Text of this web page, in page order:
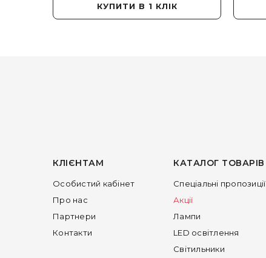
КУПИТИ В 1 КЛІК
КЛІЄНТАМ
Особистий кабінет
Про нас
Партнери
Контакти
КАТАЛОГ ТОВАРІВ
Спеціальні пропозиції
Акції
Лампи
LED освітлення
Світильники